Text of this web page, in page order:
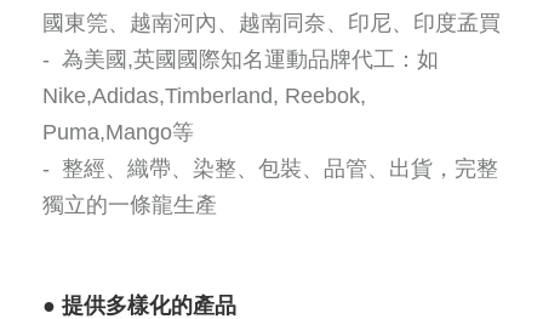
國東筦、越南河內、越南同奈、印尼、印度孟買
- 為美國,英國國際知名運動品牌代工：如
Nike,Adidas,Timberland, Reebok,
Puma,Mango等
- 整經、織帶、染整、包裝、品管、出貨，完整
獨立的一條龍生產
● 提供多樣化的產品